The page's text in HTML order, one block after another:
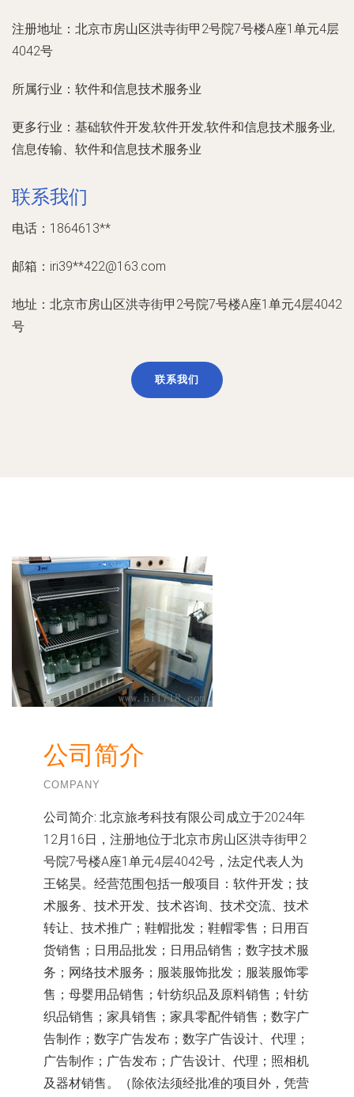
注册地址： 北京市房山区洪寺街甲2号院7号楼A座1单元4层
4042号
所属行业： 软件和信息技术服务业
更多行业： 基础软件开发,软件开发,软件和信息技术服务业,
信息传输、软件和信息技术服务业
联系我们
电话：1864613**
邮箱：iri39**422@163.com
地址：北京市房山区洪寺街甲2号院7号楼A座1单元4层4042
号
联系我们
公司简介
COMPANY
公司简介: 北京旅考科技有限公司成立于2024年
12月16日，注册地位于北京市房山区洪寺街甲2
号院7号楼A座1单元4层4042号，法定代表人为
王铭昊。经营范围包括一般项目：软件开发；技
术服务、技术开发、技术咨询、技术交流、技术
转让、技术推广；鞋帽批发；鞋帽零售；日用百
货销售；日用品批发；日用品销售；数字技术服
务；网络技术服务；服装服饰批发；服装服饰零
售；母婴用品销售；针纺织品及原料销售；针纺
织品销售；家具销售；家具零配件销售；数字广
告制作；数字广告发布；数字广告设计、代理；
广告制作；广告发布；广告设计、代理；照相机
及器材销售。（除依法须经批准的项目外，凭营